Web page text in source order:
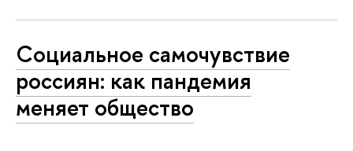
Социальное самочувствие
россиян: как пандемия
меняет общество